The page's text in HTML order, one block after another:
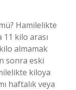
Hamilelikte
11 kilo arası
almamak
sonra eski
kiloya
haftalık veya